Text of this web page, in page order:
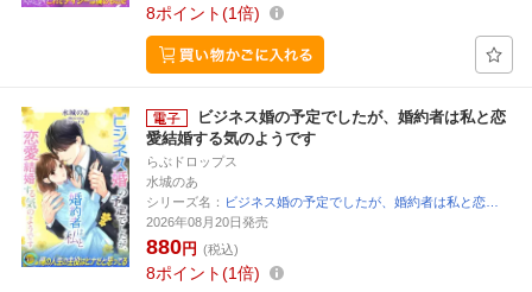
8ポイント 1倍
ビジネス婚の予定でしたが、婚約者は私と恋
愛結婚する気のようです
らぶドロップス
水城のあ
シリーズ名： ビジネス婚の予定でしたが、婚約者は私と恋…
2026年08月20日発売
880円 (税込)
8ポイント 1倍